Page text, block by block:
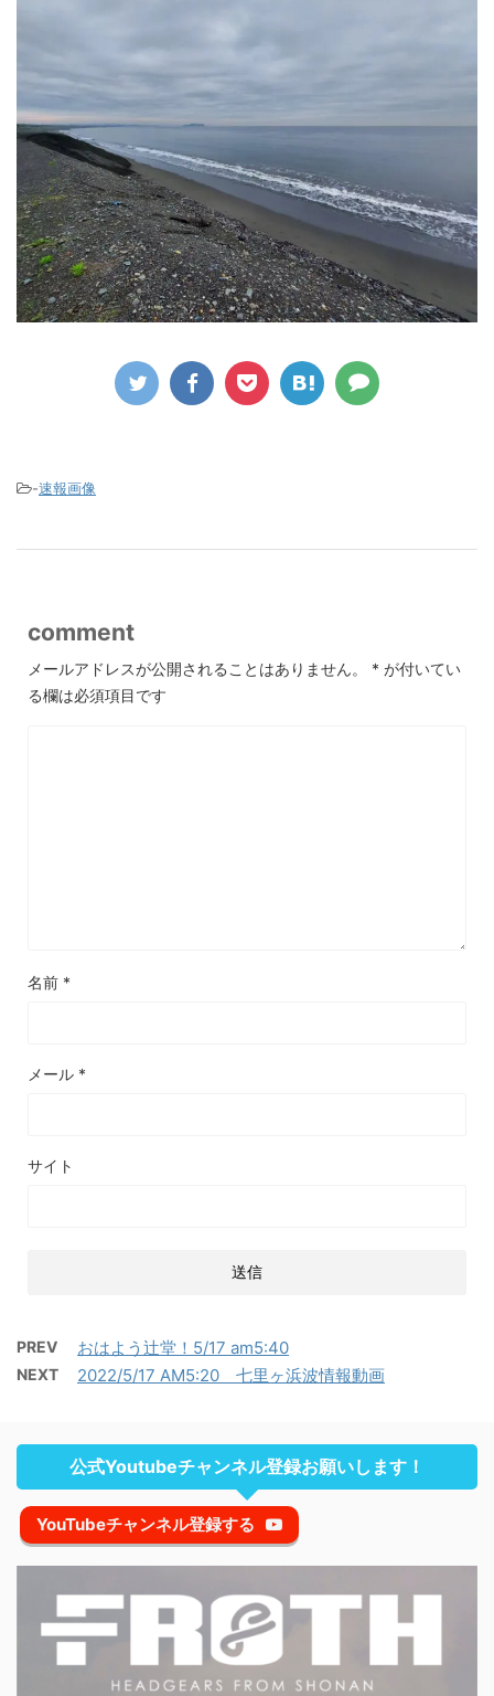
-速報画像
comment
メールアドレスが公開されることはありません。 * が付いてい
る欄は必須項目です
名前 *
メール *
サイト
PREV おはよう辻堂！5/17 am5:40
NEXT 2022/5/17 AM5:20 七里ヶ浜波情報動画
公式Youtubeチャンネル登録お願いします！
YouTubeチャンネル登録する